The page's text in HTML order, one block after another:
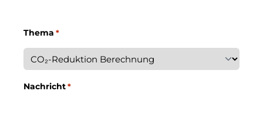
Thema *
Nachricht *